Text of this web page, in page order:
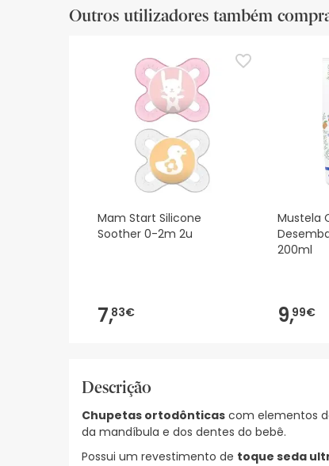
Mais vendidos
Outros utilizadores também
Mam Start Silicone
Soother 0-2m 2u
7,83€
Mustela
200ml
9,99€
Descrição
Chupetas ortodônticas com elementos
da mandíbula e dos dentes do bebê.
Possui um revestimento de toque seda